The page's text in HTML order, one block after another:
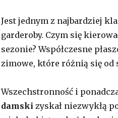
Jest jednym z najbardziej
garderoby. Czym się
sezonie? Współczesne
zimowe, które różnią się od
Wszechstronność i
damski zyskał niezwykłą